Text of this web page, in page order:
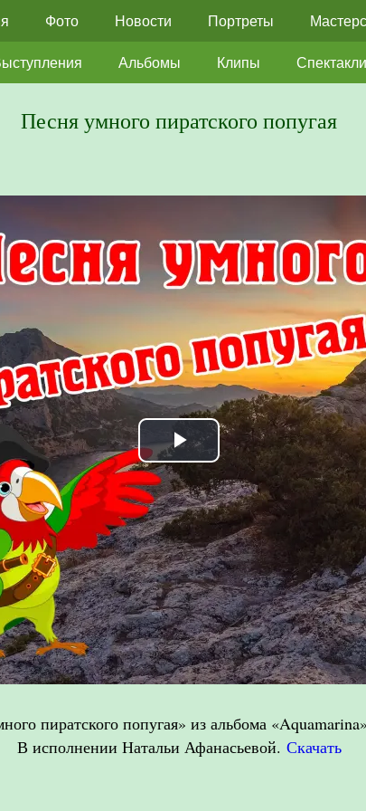
Фото Новости Портреты
Альбомы Клипы Спектакли
Песня умного пиратского попугая
Play
Video
пиратского попугая» из альбома
В исполнении Натальи Афанасьевой. Скачать